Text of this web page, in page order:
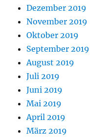
Dezember 2019
November 2019
Oktober 2019
September 2019
August 2019
Juli 2019
Juni 2019
Mai 2019
April 2019
März 2019